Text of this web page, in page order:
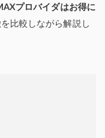
プロバイダはお得に
比較しながら解説し